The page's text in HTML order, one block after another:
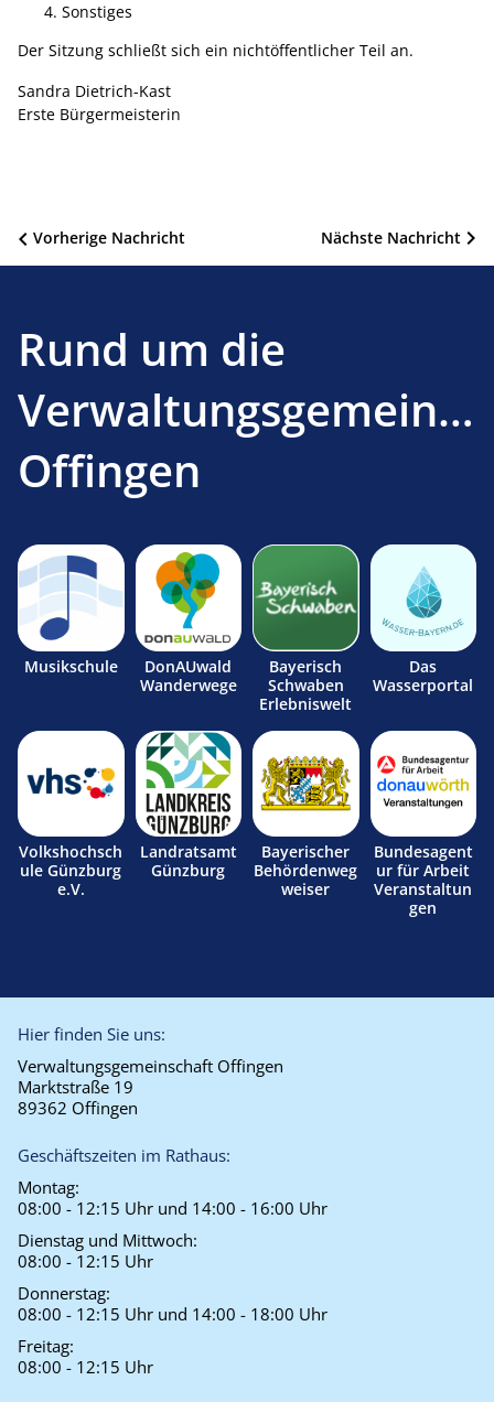
Sonstiges
Der Sitzung schließt sich ein nichtöffentlicher Teil an.
Sandra Dietrich-Kast
Erste Bürgermeisterin
Beitragsnavigation Nächste Nachricht
Vorherige Nachricht
Rund um die
Offingen
Musikschule
DonAUwald
Wanderwege
Bayerisch
Schwaben
Erlebniswelt
Das
Wasserportal
Volkshochsch
ule Günzburg
e.V.
Landratsamt
Günzburg
Bayerischer
Behördenweg
weiser
Bundesagent
ur für Arbeit
Veranstaltun
gen
Hier finden Sie uns:
Verwaltungsgemeinschaft Offingen
Marktstraße 19
89362 Offingen
Geschäftszeiten im Rathaus:
Montag:
08:00 - 12:15 Uhr und 14:00 - 16:00 Uhr
Dienstag und Mittwoch:
08:00 - 12:15 Uhr
Donnerstag:
08:00 - 12:15 Uhr und 14:00 - 18:00 Uhr
Freitag:
08:00 - 12:15 Uhr